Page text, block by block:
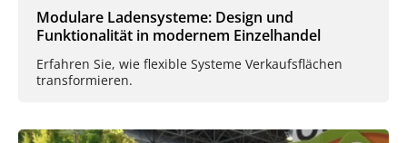
Modulare Ladensysteme: Design und
Funktionalität in modernem Einzelhandel
Erfahren Sie, wie flexible Systeme Verkaufsflächen
transformieren.